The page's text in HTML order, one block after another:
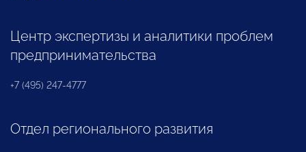
Центр экспертизы и аналитики проблем
предпринимательства
+7 (495) 247-4777
Отдел регионального развития